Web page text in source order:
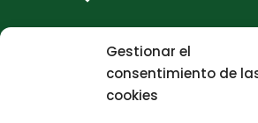
Gestionar el
consentimiento de
cookies
96 362 33 92
Carteros - Bulervard
C/ Carteros, 7546017